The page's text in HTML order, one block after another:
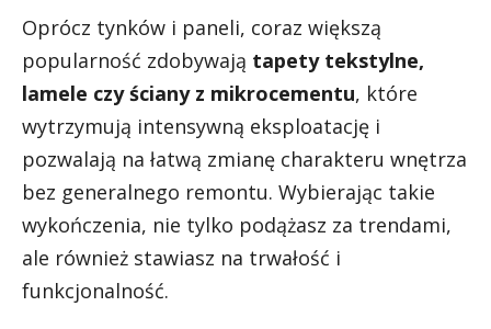
Oprócz tynków i paneli, coraz większą
popularność zdobywają tapety tekstylne,
lamele czy ściany z mikrocementu, które
wytrzymują intensywną eksploatację i
pozwalają na łatwą zmianę charakteru wnętrza
bez generalnego remontu. Wybierając takie
wykończenia, nie tylko podążasz za trendami,
ale również stawiasz na trwałość i
funkcjonalność.